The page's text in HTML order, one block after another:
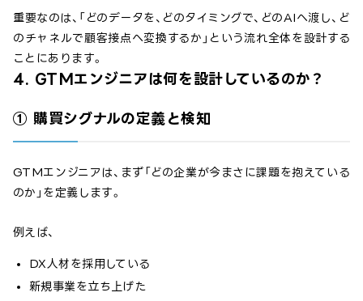
重要なのは、「どのデータを、どのタイミングで、どのAIへ渡し、ど
のチャネルで顧客接点へ変換するか」という流れ全体を設計する
ことにあります。
4. GTMエンジニアは何を設計しているのか？
① 購買シグナルの定義と検知
GTMエンジニアは、まず「どの企業が今まさに課題を抱えている
のか」を定義します。
例えば、
DX人材を採用している
新規事業を立ち上げた